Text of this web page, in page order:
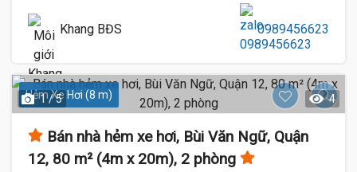
Khang BĐS 0989456623
Hẻm Xe Hơi (8 m)
1 / 5 4
Bán nhà hẻm xe hơi, Bùi Văn Ngữ, Quận
12, 80 m² (4m x 20m), 2 phòng